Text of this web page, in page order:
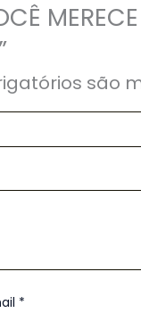
MERECE
são
*